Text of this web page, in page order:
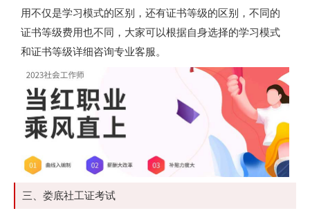
用不仅是学习模式的区别，还有证书等级的区别，不同的
证书等级费用也不同，大家可以根据自身选择的学习模式
和证书等级详细咨询专业客服。
三、娄底社工证考试